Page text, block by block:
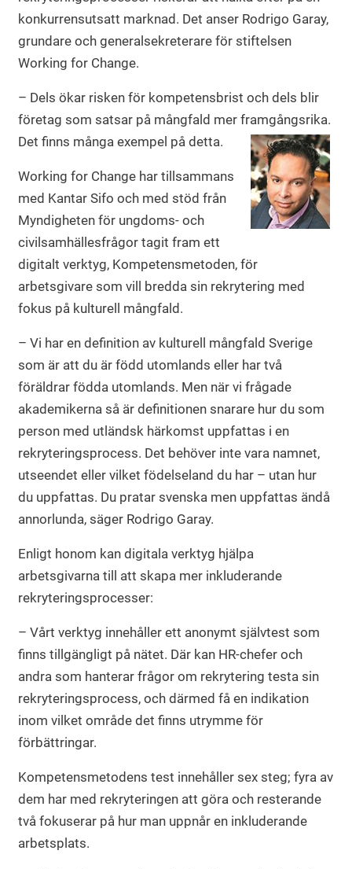
konkurrensutsatt marknad. Det anser Rodrigo Garay,
grundare och generalsekreterare för stiftelsen
Working for Change.
– Dels ökar risken för kompetensbrist och dels blir
företag som satsar på mångfald mer framgångsrika.
Det finns många exempel på detta.
Working for Change har tillsammans
med Kantar Sifo och med stöd från
Myndigheten för ungdoms- och
civilsamhällesfrågor tagit fram ett
digitalt verktyg, Kompetensmetoden, för
arbetsgivare som vill bredda sin rekrytering med
fokus på kulturell mångfald.
– Vi har en definition av kulturell mångfald Sverige
som är att du är född utomlands eller har två
föräldrar födda utomlands. Men när vi frågade
akademikerna så är definitionen snarare hur du som
person med utländsk härkomst uppfattas i en
rekryteringsprocess. Det behöver inte vara namnet,
utseendet eller vilket födelseland du har – utan hur
du uppfattas. Du pratar svenska men uppfattas ändå
annorlunda, säger Rodrigo Garay.
Enligt honom kan digitala verktyg hjälpa
arbetsgivarna till att skapa mer inkluderande
rekryteringsprocesser:
– Vårt verktyg innehåller ett anonymt självtest som
finns tillgängligt på nätet. Där kan HR-chefer och
andra som hanterar frågor om rekrytering testa sin
rekryteringsprocess, och därmed få en indikation
inom vilket område det finns utrymme för
förbättringar.
Kompetensmetodens test innehåller sex steg; fyra av
dem har med rekryteringen att göra och resterande
två fokuserar på hur man uppnår en inkluderande
arbetsplats.